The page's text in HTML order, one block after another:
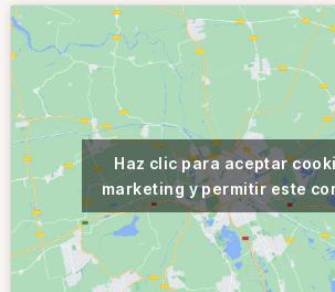
Haz clic para aceptar
marketing y permitir este